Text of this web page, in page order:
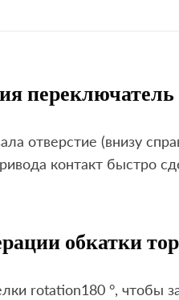
переключатель
отверстие (внизу
контакт быстро
обкатки
rotation180 °, чтобы